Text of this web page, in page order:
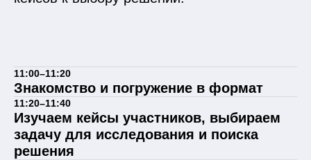
11:00–11:20
Знакомство и погружение в формат
11:20–11:40
Изучаем кейсы участников, выбираем
задачу для исследования и поиска
решения